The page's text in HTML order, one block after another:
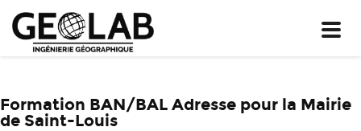
Formation BAN/BAL Adresse pour la Mairie
de Saint-Louis